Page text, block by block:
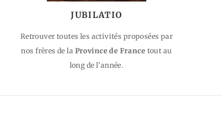
JUBILATIO
Retrouver toutes les activités proposées par
nos frères de la Province de France tout au
long de l’année.